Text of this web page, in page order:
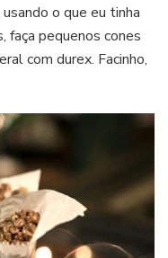
o que eu tinha
faça pequenos cones
com durex. Facinho,